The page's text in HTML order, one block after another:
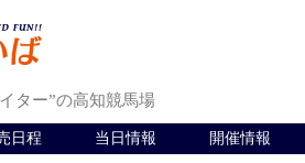
ター”の高知競馬場
日程 当日情報 開催情報